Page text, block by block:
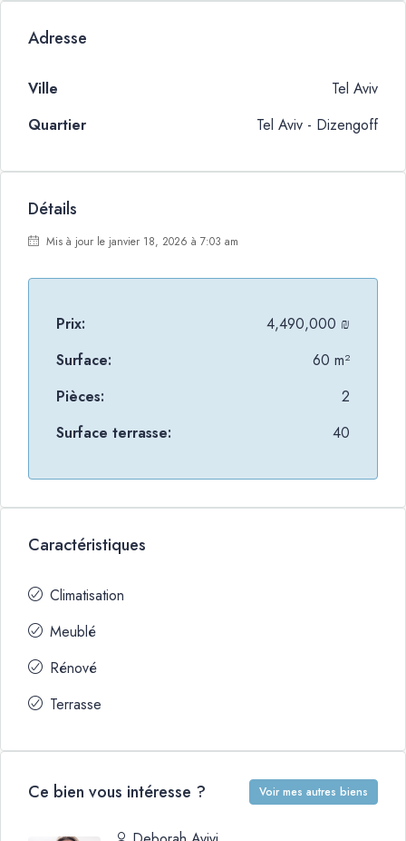
Adresse
Ville
Tel Aviv
Quartier
Tel Aviv - Dizengoff
Détails
Mis à jour le janvier 18, 2026 à 7:03 am
Prix:
4,490,000 ₪
Surface:
60 m²
Pièces:
2
Surface terrasse:
40
Caractéristiques
Climatisation
Meublé
Rénové
Terrasse
Ce bien vous intéresse ? Voir mes autres biens